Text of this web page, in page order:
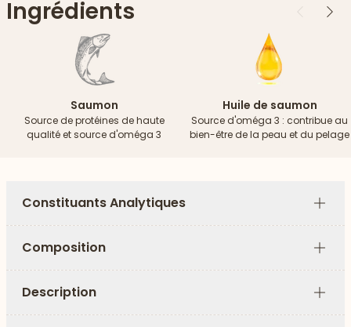
Ingrédients Précédent
Saumon
Source de protéines de haute
qualité et source d'oméga 3
Huile de saumon
Source d'oméga 3 : contribue au
bien-être de la peau et du pelage
Constituants Analytiques
Plus
Composition
Plus
Description
Plus